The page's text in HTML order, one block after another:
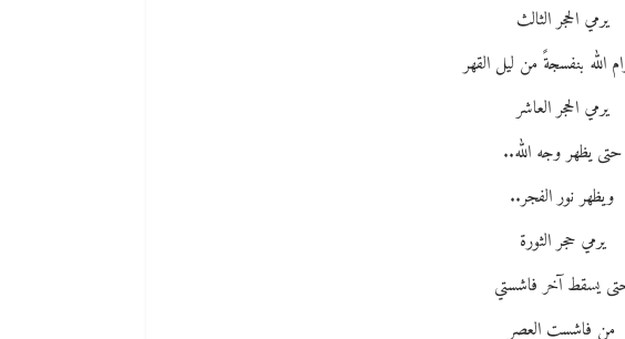
يرمي الحجر الثالث
الله بنفسجةً من ليل القهر
يرمي الحجر العاشر
حتى يظهر وجه الله..
ويظهر نور الفجر..
يرمي حجر الثورة
يسقط آخر فاشستي
من فاشست العصر